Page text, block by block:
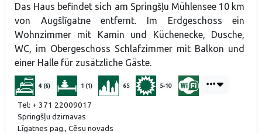
rūpīgi seko līdzi ilgtspējīgai atkritumu apsaimniekošanas
politikai.
Das Haus befindet sich am Springšļu Mühlensee 10 km
von Augšlīgatne entfernt. Im Erdgeschoss ein
Wohnzimmer mit Kamin und Küchenecke, Dusche,
WC, im Obergeschoss Schlafzimmer mit Balkon und
einer Halle für zusätzliche Gäste.
4 (6) 1 (1) 65 5-10
Tel: + 371 22009017
Springšļu dzirnavas
Līgatnes pag., Cēsu novads